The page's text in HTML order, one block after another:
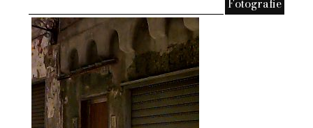
Fotografie